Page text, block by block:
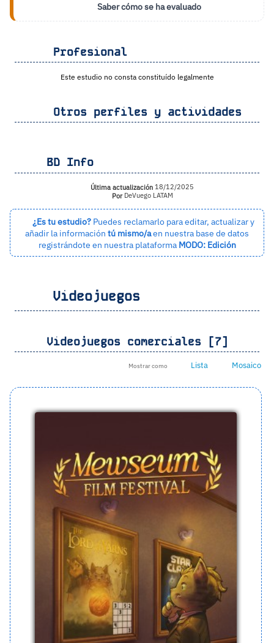
Saber cómo se ha evaluado
Profesional
Este estudio no consta constituído legalmente
Otros perfiles y actividades
BD Info
Última actualización 18/12/2025
PorDeVuego LATAM
¿Es tu estudio? Puedes reclamarlo para editar, actualizar y
añadir la información tú mismo/aen nuestra base de datos
registrándote en nuestra plataforma MODO: Edición
Videojuegos
Videojuegos comerciales [7]
Mostrar como Lista Mosaico